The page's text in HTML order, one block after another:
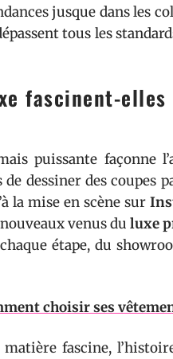
jusque dans les
tous les
fascinent-elles
puissante façonne
dessiner des coupes
la mise en scène sur
venus du luxe
étape, du
choisir ses
fascine,